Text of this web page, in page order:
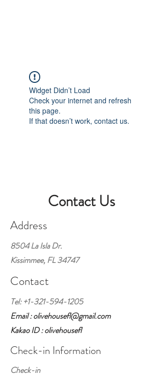
Widget Didn’t Load
Check your internet and refresh
this page.
If that doesn’t work, contact us.
Contact Us
Address
8504 La Isla Dr.
Kissimmee, FL 34747
Contact
Tel:+1-321-594-1205
Email : olivehousefl@gmail.com
Kakao ID : olivehousefl
Check-in Information
Check-in